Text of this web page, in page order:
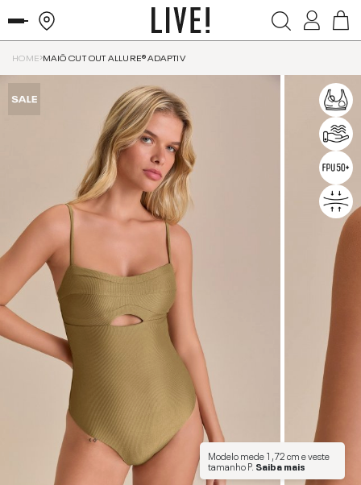
HOME MAIÔ CUT OUT ALLURE® ADAPTIV
Modelo mede1,72 cme veste
tamanhoP. Saiba mais